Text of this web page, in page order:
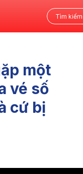
một
vé số
cứ bị